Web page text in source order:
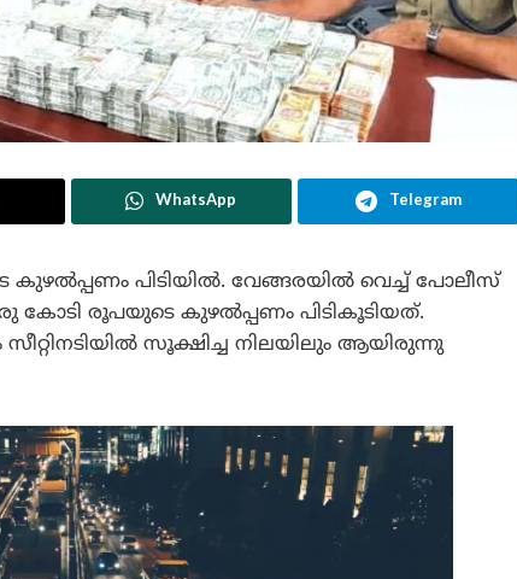
WhatsApp Telegram
കുഴൽപ്പണം പിടിയിൽ. വേങ്ങരയിൽ വെച്ച് പോലീസ്
രൂപയുടെ കുഴൽപ്പണം പിടികൂടിയത്.
സീറ്റിനടിയിൽ സൂക്ഷിച്ച നിലയിലും ആയിരുന്നു